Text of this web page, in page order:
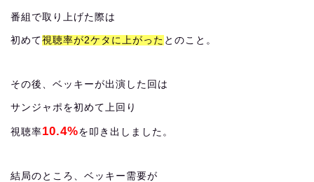
番組で取り上げた際は
初めて視聴率が2ケタに上がった とのこと。
その後、ベッキーが出演した回は
サンジャポを初めて上回り
視聴率10.4%を叩き出しました。
結局のところ、ベッキー需要が